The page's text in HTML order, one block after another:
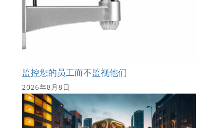
监控您的员工而不监视他们
2026年8月8日